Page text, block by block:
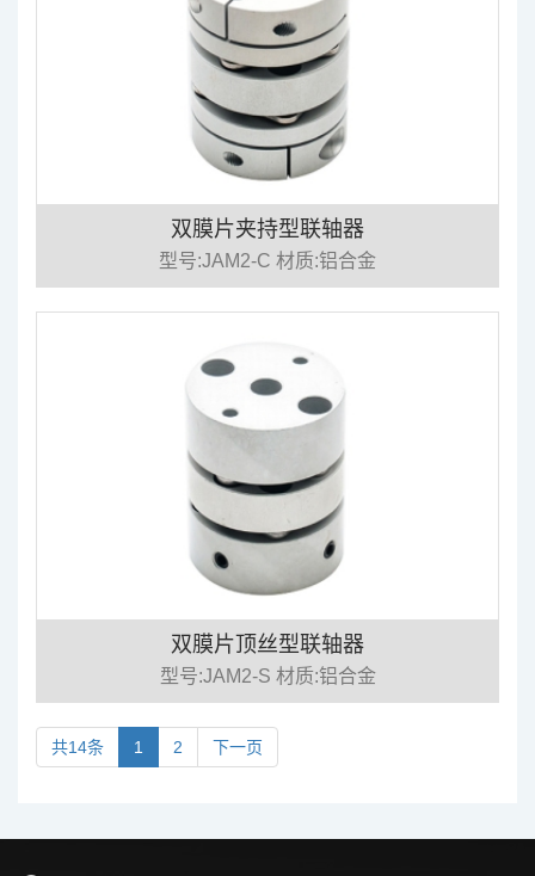
双膜片夹持型联轴器
型号:JAM2-C 材质:铝合金
双膜片顶丝型联轴器
型号:JAM2-S 材质:铝合金
共14条 1 2 下一页